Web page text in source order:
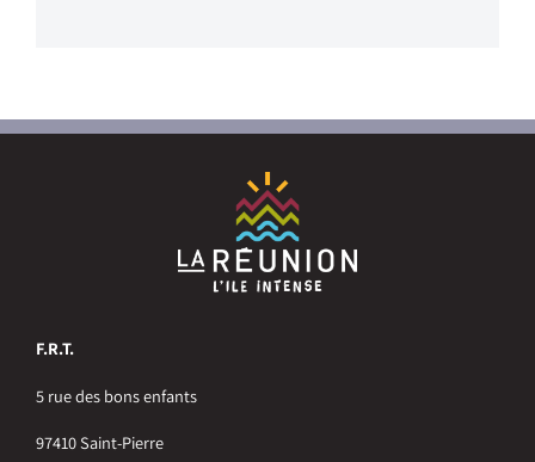
F.R.T.
5 rue des bons enfants
97410 Saint-Pierre